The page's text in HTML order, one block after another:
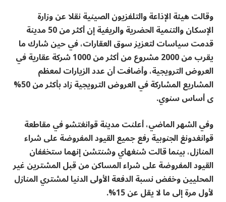
وقالت هيئة الإذاعة والتلفزيون الصينية نقلا عن وزارة
الإسكان والتنمية الحضرية والريفية إن أكثر من 50 مدينة
قدمت سياسات لتعزيز سوق العقارات، في حين شارك ما
يقرب من 2000 مشروع من أكثر من 1000 شركة عقارية في
العروض الترويجية، وأضافت أن عدد الزيارات لمعظم
المشاريع المشاركة في العروض الترويجية زاد بأكثر من 50%
ى أساس سنوي.
وفي الشهر الماضي، أعلنت مدينة قوانغتشو في مقاطعة
قوانغدونغ الجنوبية رفع جميع القيود المفروضة على شراء
المنازل، بينما قالت شنغهاي وشنتشن إنهما ستخففان
القيود المفروضة على شراء المساكن من قبل المشترين غير
المحليين وخفض نسبة الدفعة الأولى الدنيا لمشتري المنازل
لأول مرة إلى ما لا يقل عن 15%.